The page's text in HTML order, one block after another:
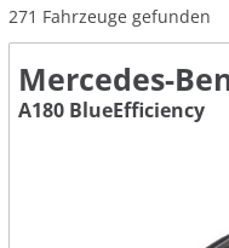
271 Fahrzeuge gefunden
Mercedes-
A180 BlueEfficiency